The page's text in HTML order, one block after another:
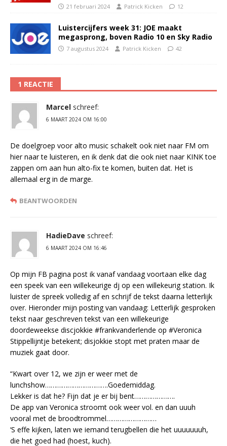
21 februari 2024 Patrick Kicken 12
Luistercijfers week 31: JOE maakt
megasprong, boven Radio 10 en Sky Radio
7 augustus 2024 Patrick Kicken 42
1 REACTIE
Marcel schreef:
6 MAART 2024 OM 16:00
De doelgroep voor alto music schakelt ook niet naar FM om
hier naar te luisteren, en ik denk dat die ook niet naar KINK toe
zappen om aan hun alto-fix te komen, buiten dat. Het is
allemaal erg in de marge.
BEANTWOORDEN
HadieDave schreef:
6 MAART 2024 OM 16:46
Op mijn FB pagina post ik vanaf vandaag voortaan elke dag
een speek van een willekeurige dj op een willekeurig station. Ik
luister de spreek volledig af en schrijf de tekst daarna letterlijk
over. Hieronder mijn posting van vandaag: Letterlijk gesproken
tekst naar geschreven tekst van een willekeurige
doordeweekse discjokkie #frankvanderlende op #Veronica
Stippellijntje betekent; disjokkie stopt met praten maar de
muziek gaat door.
“Kwart over 12, we zijn er weer met de
lunchshow…………………………….Goedemiddag.
Lekker is dat he? Fijn dat je er bij bent………………….
De app van Veronica stroomt ook weer vol. en dan uuuh
vooral met de broodtrommel………………………
‘S effe kijken, laten we iemand terugbellen die het uuuuuuuh,
die het goed had (hoest, kuch).